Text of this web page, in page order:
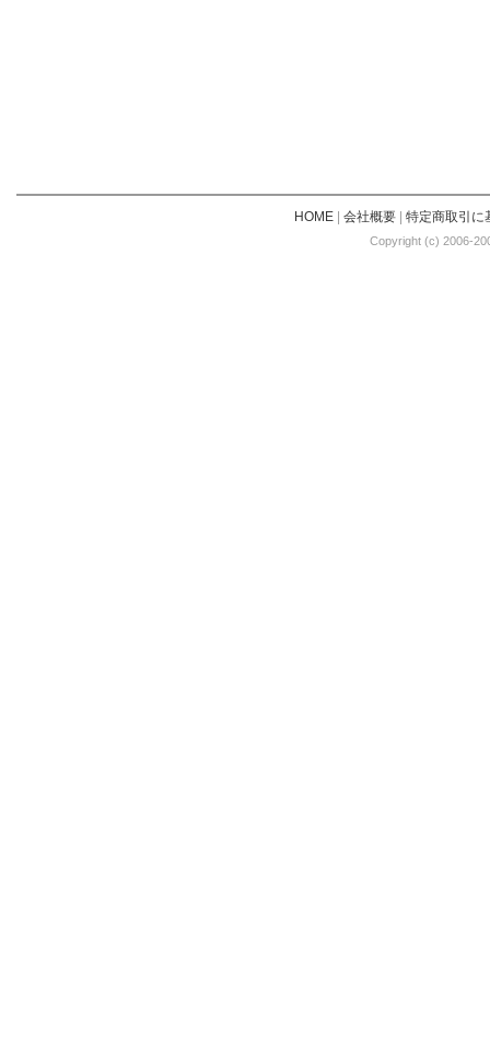
HOME| 会社概要| 特定商取引に
Copyright (c) 2006-